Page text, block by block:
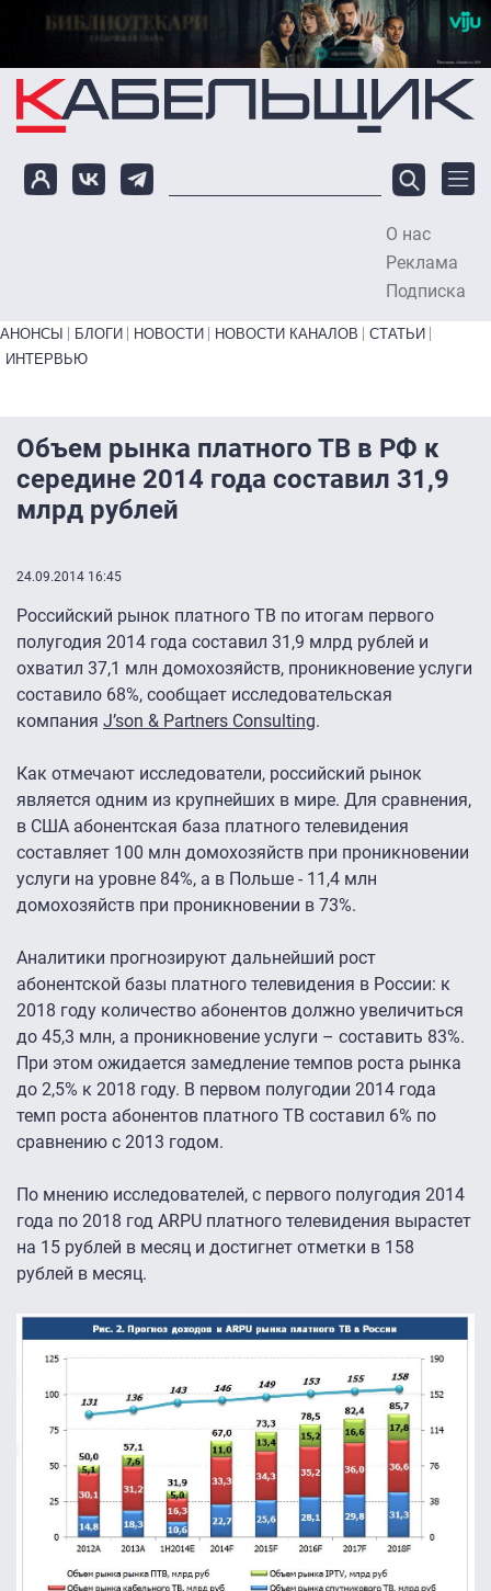
Перейти к основному содержанию
О нас
Реклама
Подписка
Primary links bottom
АНОНСЫ БЛОГИ НОВОСТИ НОВОСТИ КАНАЛОВ
СТАТЬИ
ИНТЕРВЬЮ
Объем рынка платного ТВ в РФ к
середине 2014 года составил 31,9
млрд рублей
24.09.2014 16:45
Российский рынок платного ТВ по итогам первого
полугодия 2014 года составил 31,9 млрд рублей и
охватил 37,1 млн домохозяйств, проникновение услуги
составило 68%, сообщает исследовательская
компания J’son & Partners Consulting.
Как отмечают исследователи, российский рынок
является одним из крупнейших в мире. Для сравнения,
в США абонентская база платного телевидения
составляет 100 млн домохозяйств при проникновении
услуги на уровне 84%, а в Польше - 11,4 млн
домохозяйств при проникновении в 73%.
Аналитики прогнозируют дальнейший рост
абонентской базы платного телевидения в России: к
2018 году количество абонентов должно увеличиться
до 45,3 млн, а проникновение услуги – составить 83%.
При этом ожидается замедление темпов роста рынка
до 2,5% к 2018 году. В первом полугодии 2014 года
темп роста абонентов платного ТВ составил 6% по
сравнению с 2013 годом.
По мнению исследователей, с первого полугодия 2014
года по 2018 год ARPU платного телевидения вырастет
на 15 рублей в месяц и достигнет отметки в 158
рублей в месяц.